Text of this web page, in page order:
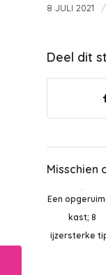
8 JULI 2021 /
Deel dit
Misschien
Een
kast; 8
ijzersterke